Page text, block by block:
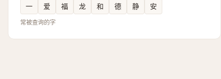
一 爱 福 龙 和 德 静 安
常被查询的字